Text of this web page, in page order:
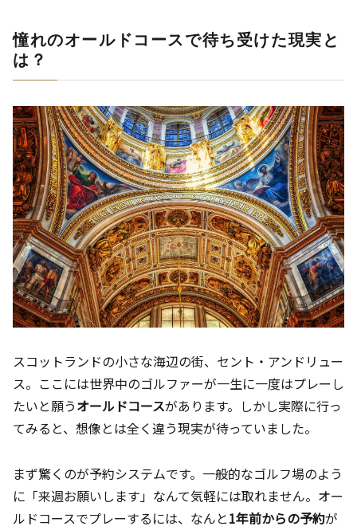
憧れのオールドコースで待ち受けた現実と
は？
スコットランドの小さな海辺の街、セント・アンドリュー
ス。ここには世界中のゴルファーが一生に一度はプレーし
たいと願うオールドコースがあります。しかし実際に行っ
てみると、想像とは全く違う現実が待っていました。
まず驚くのが予約システムです。一般的なゴルフ場のよう
に「来週お願いします」なんて気軽には取れません。オー
ルドコースでプレーするには、なんと1年前からの予約が